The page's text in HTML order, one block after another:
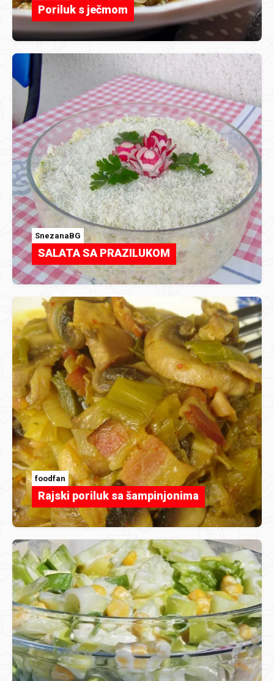
Poriluk s ječmom
SnezanaBG
SALATA SA PRAZILUKOM
foodfan
Rajski poriluk sa šampinjonima